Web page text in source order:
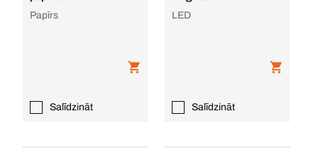
Papīrs
Salīdzināt
LED
Salīdzināt